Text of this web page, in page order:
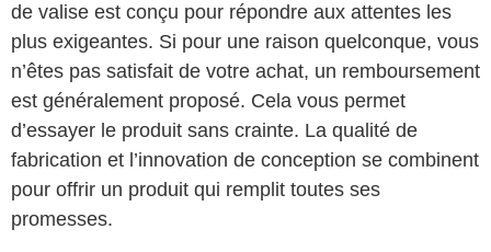
de valise est conçu pour répondre aux attentes les
plus exigeantes. Si pour une raison quelconque, vous
n’êtes pas satisfait de votre achat, un remboursement
est généralement proposé. Cela vous permet
d’essayer le produit sans crainte. La qualité de
fabrication et l’innovation de conception se combinent
pour offrir un produit qui remplit toutes ses
promesses.